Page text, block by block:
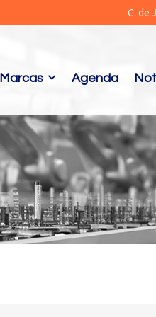
C. de
Marcas Agenda